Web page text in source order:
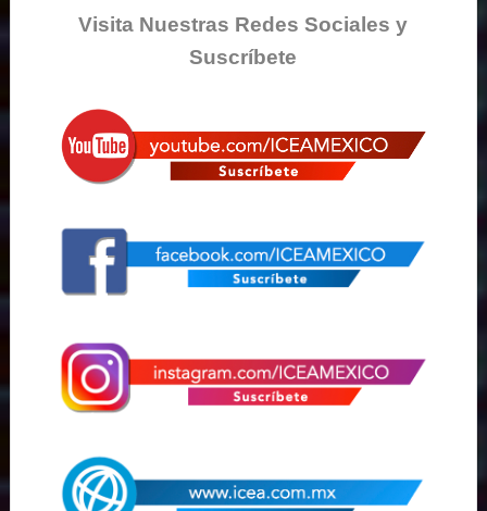
Visita Nuestras Redes Sociales y
Suscríbete